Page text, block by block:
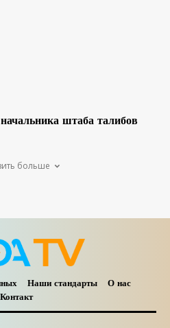
штаба талибов
больше
Наши стандарты
О нас
Контакт